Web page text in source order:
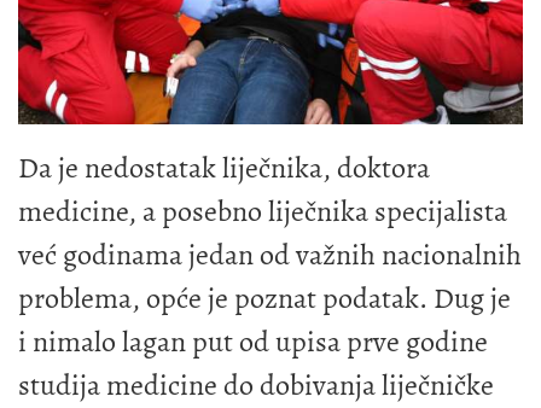
Da je nedostatak liječnika, doktora
medicine, a posebno liječnika specijalista
već godinama jedan od važnih nacionalnih
problema, opće je poznat podatak. Dug je
i nimalo lagan put od upisa prve godine
studija medicine do dobivanja liječničke